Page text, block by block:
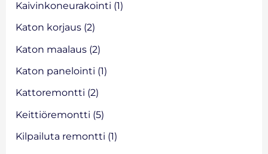
Kaivinkoneurakointi (1)
Katon korjaus (2)
Katon maalaus (2)
Katon panelointi (1)
Kattoremontti (2)
Keittiöremontti (5)
Kilpailuta remontti (1)